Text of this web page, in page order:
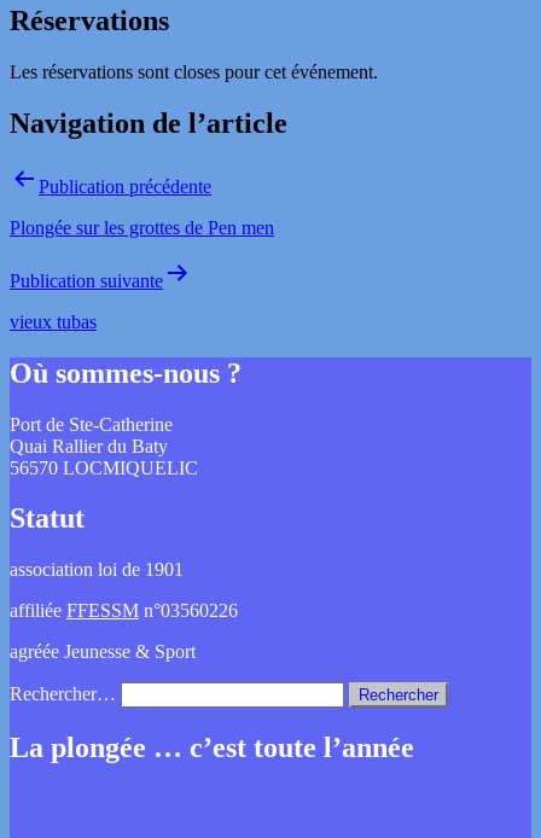
Réservations
Les réservations sont closes pour cet événement.
Navigation de l’article
Publication précédente
Plongée sur les grottes de Pen men
Publication suivante
vieux tubas
Où sommes-nous ?
Port de Ste-Catherine
Quai Rallier du Baty
56570 LOCMIQUELIC
Statut
association loi de 1901
affiliée FFESSM n°03560226
agréée Jeunesse & Sport
Rechercher…
La plongée … c’est toute l’année